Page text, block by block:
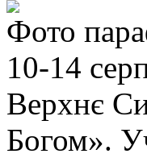
Фото
10-14
Верхнє
Богом».